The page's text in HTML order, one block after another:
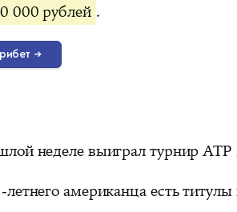
000 рублей .
→
неделе выиграл турнир
летнего американца есть